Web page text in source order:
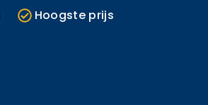
Hoogste prijs